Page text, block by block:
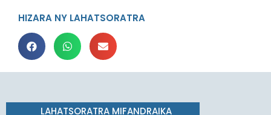
HIZARA NY LAHATSORATRA
LAHATSORATRA MIFANDRAIKA